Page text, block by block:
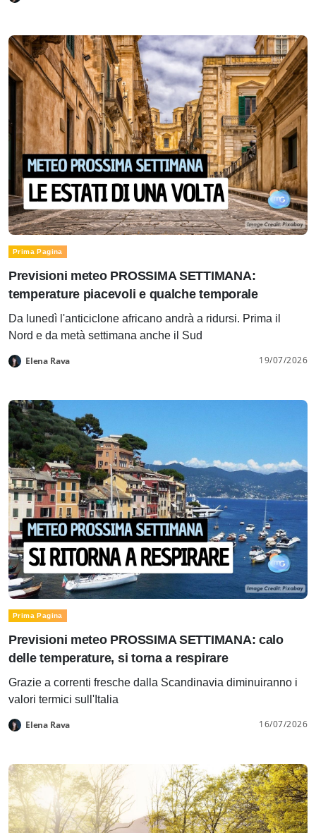
Prima Pagina
Previsioni meteo PROSSIMA SETTIMANA:
temperature piacevoli e qualche temporale
Da lunedì l'anticiclone africano andrà a ridursi. Prima il
Nord e da metà settimana anche il Sud
Elena Rava 19/07/2026
Prima Pagina
Previsioni meteo PROSSIMA SETTIMANA: calo
delle temperature, si torna a respirare
Grazie a correnti fresche dalla Scandinavia diminuiranno i
valori termici sull'Italia
Elena Rava 16/07/2026